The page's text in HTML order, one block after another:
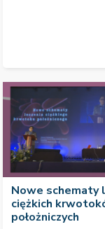
Nowe schematy
ciężkich
położniczych